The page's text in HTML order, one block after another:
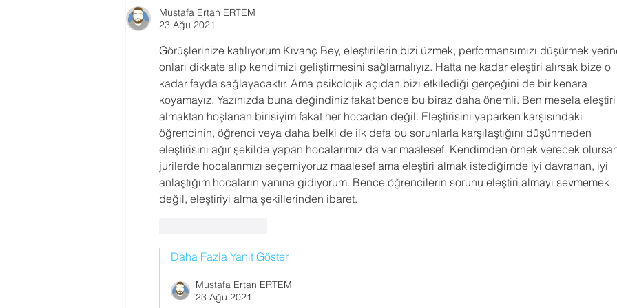
Başladı
Mustafa Ertan ERTEM
23 Ağu 2021
Görüşlerinize katılıyorum Kıvanç Bey, eleştirilerin bizi üzmek, performansımızı düşürmek
onları dikkate alıp kendimizi geliştirmesini sağlamalıyız. Hatta ne kadar eleştiri alırsak bize o
kadar fayda sağlayacaktır. Ama psikolojik açıdan bizi etkilediği gerçeğini de bir kenara
koyamayız. Yazınızda buna değindiniz fakat bence bu biraz daha önemli. Ben mesela eleştiri
almaktan hoşlanan birisiyim fakat her hocadan değil. Eleştirisini yaparken karşısındaki
öğrencinin, öğrenci veya daha belki de ilk defa bu sorunlarla karşılaştığını düşünmeden
eleştirisini ağır şekilde yapan hocalarımız da var maalesef. Kendimden örnek verecek
jurilerde hocalarımızı seçemiyoruz maalesef ama eleştiri almak istediğimde iyi davranan, iyi
anlaştığım hocaların yanına gidiyorum. Bence öğrencilerin sorunu eleştiri almayı sevmemek
değil, eleştiriyi alma şekillerinden ibaret.
Daha Fazla Yanıt Göster
Mustafa Ertan ERTEM
23 Ağu 2021